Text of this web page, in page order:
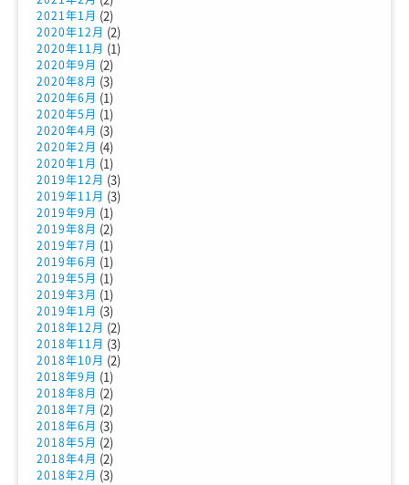
2021年1月 (2)
2020年12月 (2)
2020年11月 (1)
2020年9月 (2)
2020年8月 (3)
2020年6月 (1)
2020年5月 (1)
2020年4月 (3)
2020年2月 (4)
2020年1月 (1)
2019年12月 (3)
2019年11月 (3)
2019年9月 (1)
2019年8月 (2)
2019年7月 (1)
2019年6月 (1)
2019年5月 (1)
2019年3月 (1)
2019年1月 (3)
2018年12月 (2)
2018年11月 (3)
2018年10月 (2)
2018年9月 (1)
2018年8月 (2)
2018年7月 (2)
2018年6月 (3)
2018年5月 (2)
2018年4月 (2)
2018年2月 (3)